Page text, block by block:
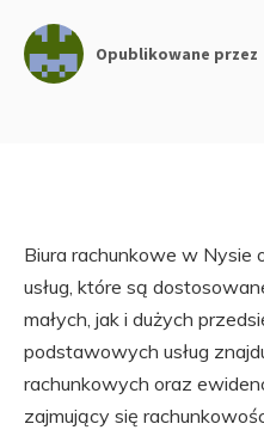
Opublikowane przez
Biura rachunkowe w Nysie
usług, które są
małych, jak i dużych
podstawowych usług
rachunkowych oraz
zajmujący się